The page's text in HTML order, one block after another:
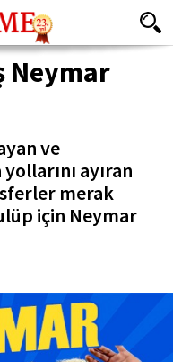
Neymar
ve
ayıran
merak
için Neymar